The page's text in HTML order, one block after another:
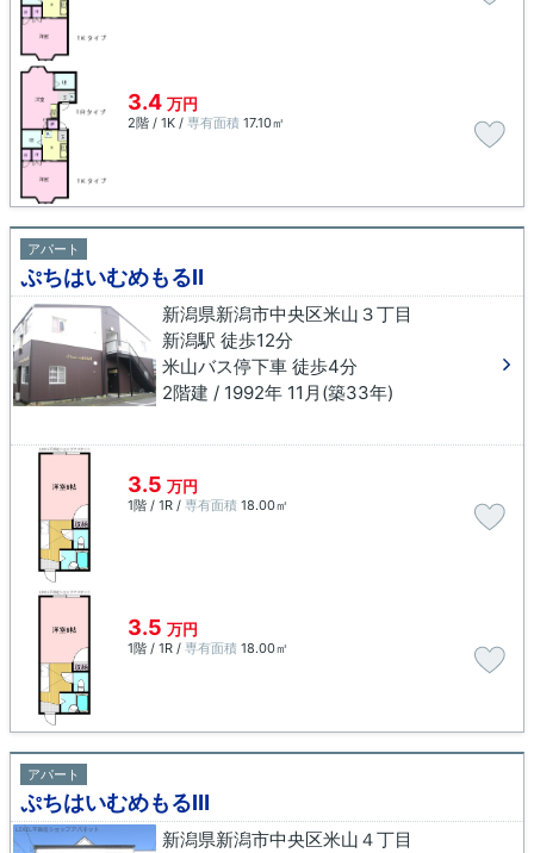
3.4 万円
2階 / 1K / 専有面積 17.10㎡
アパート
ぷちはいむめもるⅡ
新潟県新潟市中央区米山３丁目
新潟駅 徒歩12分
米山バス停下車 徒歩4分
2階建 / 1992年 11月(築33年)
3.5 万円
1階 / 1R / 専有面積 18.00㎡
3.5 万円
1階 / 1R / 専有面積 18.00㎡
アパート
ぷちはいむめもるⅢ
新潟県新潟市中央区米山４丁目